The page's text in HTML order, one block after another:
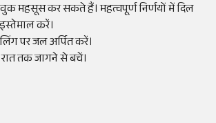
महसूस कर सकते हैं। महत्वपूर्ण निर्णयों में दिल
करें।
पर जल अर्पित करें।
तक जागने से बचें।